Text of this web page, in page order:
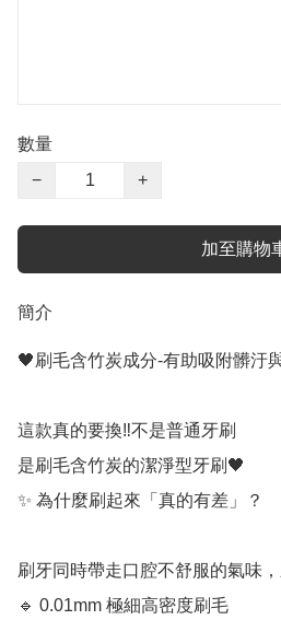
數量
−
+
加至購物
簡介
🖤刷毛含竹炭成分-有助吸附髒汙
這款真的要換‼️不是普通牙刷
是刷毛含竹炭的潔淨型牙刷🖤
✨ 為什麼刷起來「真的有差」？
刷牙同時帶走口腔不舒服的氣味
🔹 0.01mm 極細高密度刷毛